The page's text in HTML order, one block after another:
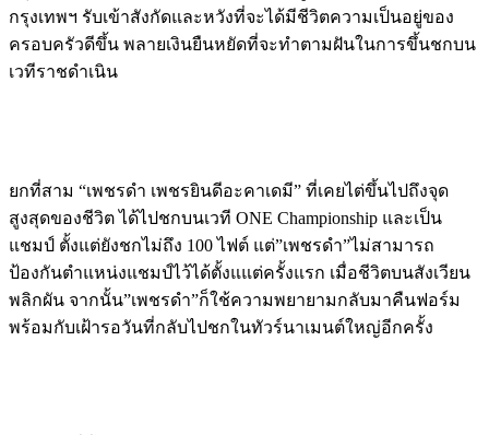
กรุงเทพฯ รับเข้าสังกัดและหวังที่จะได้มีชีวิตความเป็นอยู่ของ
ครอบครัวดีขึ้น พลายเงินยืนหยัดที่จะทำตามฝันในการขึ้นชกบน
เวทีราชดำเนิน
ยกที่สาม “เพชรดำ เพชรยินดีอะคาเดมี” ที่เคยไต่ขึ้นไปถึงจุด
สูงสุดของชีวิต ได้ไปชกบนเวที ONE Championship และเป็น
แชมป์ ตั้งแต่ยังชกไม่ถึง 100 ไฟต์ แต่”เพชรดำ”ไม่สามารถ
ป้องกันตำแหน่งแชมป์ไว้ได้ตั้งแแต่ครั้งแรก เมื่อชีวิตบนสังเวียน
พลิกผัน จากนั้น”เพชรดำ”ก็ใช้ความพยายามกลับมาคืนฟอร์ม
พร้อมกับเฝ้ารอวันที่กลับไปชกในทัวร์นาเมนต์ใหญ่อีกครั้ง